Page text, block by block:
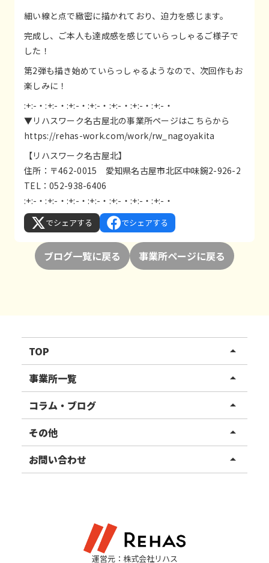
細い線と点で緻密に描かれており、迫力を感じます。
完成し、ご本人も達成感を感じていらっしゃるご様子で
した！
第2弾も描き始めていらっしゃるようなので、次回作もお
楽しみに！
:+:-・:+:-・:+:-・:+:-・:+:-・:+:-・:+:-・
▼リハスワーク名古屋北の事業所ページはこちらから
https://rehas-work.com/work/rw_nagoyakita
【リハスワーク名古屋北】
住所：〒462-0015 愛知県名古屋市北区中味鋺2-926-2
TEL：052-938-6406
:+:-・:+:-・:+:-・:+:-・:+:-・:+:-・:+:-・
でシェアする でシェアする
ブログ一覧に戻る 事業所ページに戻る
TOP arrow_drop_up
リハスワーク
リハスファーム
事業所一覧 arrow_drop_up
関東エリア
東北エリア
甲信越エリア
四国・九州エリア
コラム・ブログ arrow_drop_up
事業所ブログ
ご利用者様の声
その他 arrow_drop_up
お知らせ
お問い合わせ arrow_drop_up
運営元：株式会社リハス